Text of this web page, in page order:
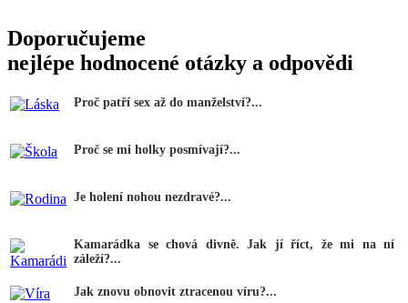
Doporučujeme
nejlépe hodnocené otázky a odpovědi
Proč patří sex až do manželství?...
Proč se mi holky posmívají?...
Je holení nohou nezdravé?...
Kamarádka se chová divně. Jak jí říct, že mi na ní
záleží?...
Jak znovu obnovit ztracenou víru?...